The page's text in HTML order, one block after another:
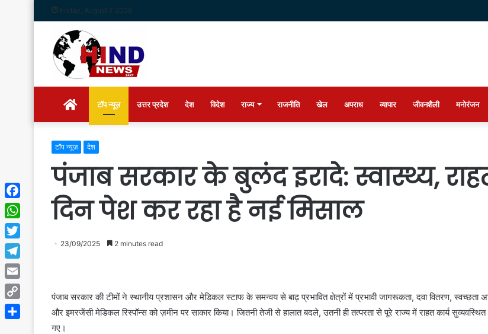
Friday, August 7 2026
Homeटॉप न्यूज़ उत्तर प्रदेश देश विदेश राज्य राजनीति खेल अपराध व्यापार जीवनशैली मनोरंजन
टॉप न्यूज़ देश
पंजाब सरकार के बुलंद इरादे: स्वास्थ्य,
दिन पेश कर रहा है नई मिसाल
23/09/2025 2 minutes read
पंजाब सरकार की टीमों ने स्थानीय प्रशासन और मेडिकल स्टाफ के समन्वय से बाढ़ प्रभावित क्षेत्रों में प्रभावी जागरूकता, दवा वितरण, स्वच्छता
और इमरजेंसी मेडिकल रिस्पॉन्स को ज़मीन पर साकार किया। जितनी तेजी से हालात बदले, उतनी ही तत्परता से पूरे राज्य में राहत कार्य सुव्यवस्थित
गए।
Facebook
WhatsApp
Twitter
Telegram
Email
Copy
Link